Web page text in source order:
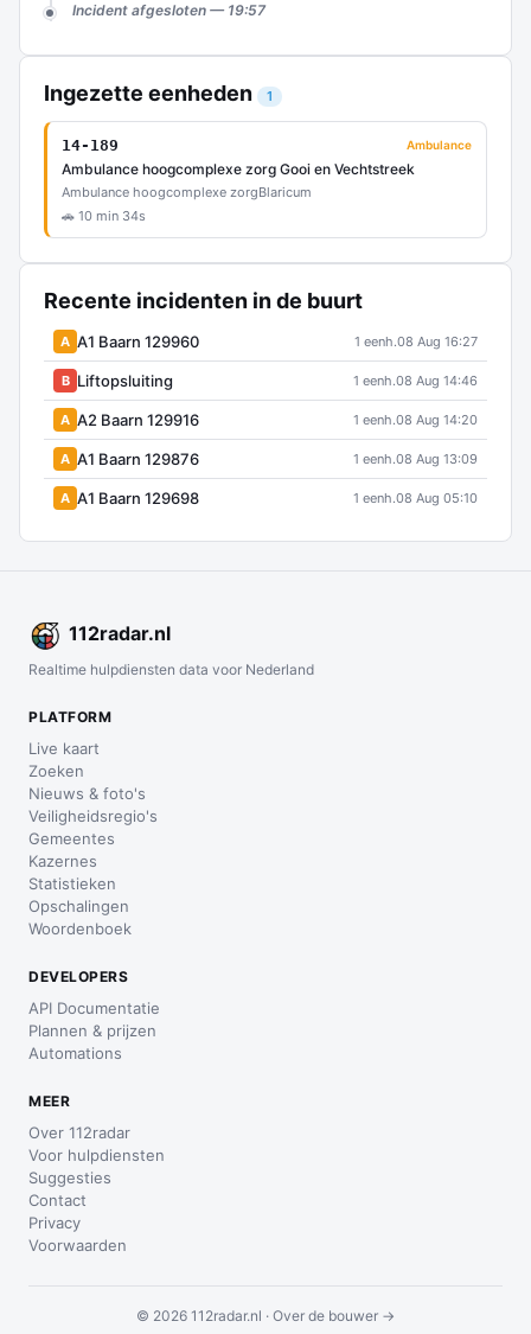
Incident afgesloten — 19:57
Ingezette eenheden 1
14-189 Ambulance
Ambulance hoogcomplexe zorg Gooi en Vechtstreek
Ambulance hoogcomplexe zorgBlaricum
🚗 10 min 34s
Recente incidenten in de buurt
A A1 Baarn 129960 1 eenh.08 Aug 16:27
B Liftopsluiting 1 eenh.08 Aug 14:46
A A2 Baarn 129916 1 eenh.08 Aug 14:20
A A1 Baarn 129876 1 eenh.08 Aug 13:09
A A1 Baarn 129698 1 eenh.08 Aug 05:10
112radar.nl
Realtime hulpdiensten data voor Nederland
PLATFORM
Live kaart
Zoeken
Nieuws & foto's
Veiligheidsregio's
Gemeentes
Kazernes
Statistieken
Opschalingen
Woordenboek
DEVELOPERS
API Documentatie
Plannen & prijzen
Automations
MEER
Over 112radar
Voor hulpdiensten
Suggesties
Contact
Privacy
Voorwaarden
© 2026 112radar.nl · Over de bouwer →